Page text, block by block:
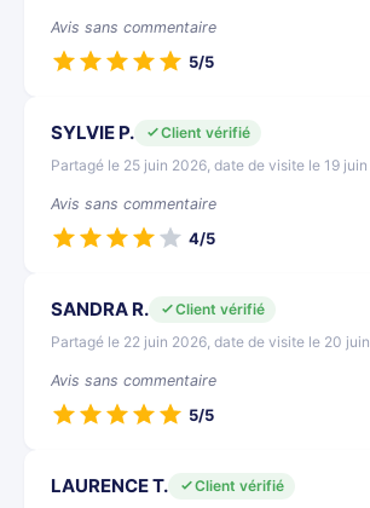
Avis sans commentaire
5/5
SYLVIE P.
Client vérifié
Partagé le 25 juin 2026, date de visite le 19 juin
Avis sans commentaire
4/5
SANDRA R.
Client vérifié
Partagé le 22 juin 2026, date de visite le 20 juin
Avis sans commentaire
5/5
LAURENCE T.
Client vérifié